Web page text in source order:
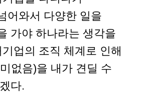
어와서 다양한 일을
가야 하나라는 생각을
업의 조직 체계로 인해
없음)을 내가 견딜 수
다.